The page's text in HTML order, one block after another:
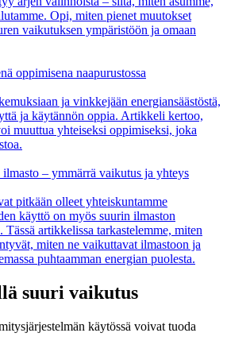
Opi, miten pienet muutokset
vaikutuksen ympäristöön ja omaan
oppimisena naapurustossa
ja vinkkejään energiansäästöstä,
ja käytännön oppia. Artikkeli kertoo,
muuttua yhteiseksi oppimiseksi, joka
– ymmärrä vaikutus ja yhteys
pitkään olleet yhteiskuntamme
käyttö on myös suurin ilmaston
Tässä artikkelissa tarkastelemme, miten
miten ne vaikuttavat ilmastoon ja
puhtaamman energian puolesta.
suuri vaikutus
käytössä voivat tuoda